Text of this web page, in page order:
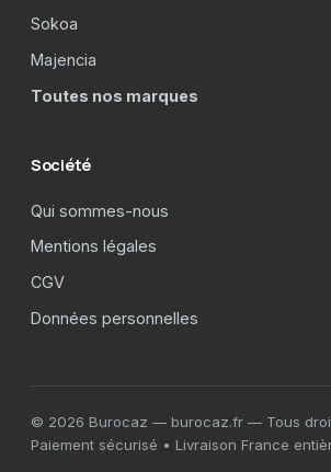
Sokoa
Majencia
Toutes nos marques
Société
Qui sommes-nous
Mentions légales
CGV
Données personnelles
© 2026 Burocaz — burocaz.fr — Tous
Paiement sécurisé • Livraison France